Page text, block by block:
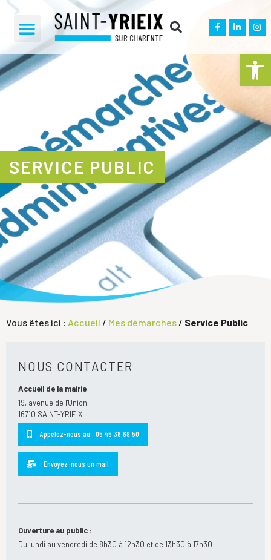
Ouvrir
SERVICE PUBLIC
Vous êtes ici : Accueil / Mes démarches / Service Public
NOUS CONTACTER
Accueil de la mairie
19, avenue de l'Union
16710 SAINT-YRIEIX
Appelez-nous au : 05 45 38 69 50
Envoyez-nous un mail
Ouverture au public :
Du lundi au vendredi de 8h30 à 12h30 et de 13h30 à 17h30